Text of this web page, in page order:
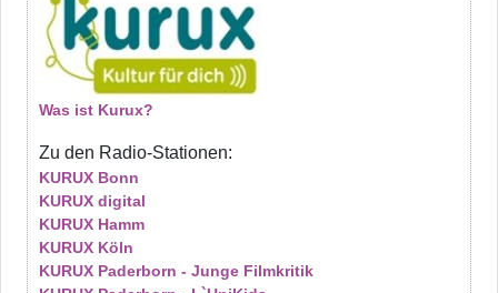
Was ist Kurux?
Zu den Radio-Stationen:
KURUX Bonn
KURUX digital
KURUX Hamm
KURUX Köln
KURUX Paderborn - Junge Filmkritik